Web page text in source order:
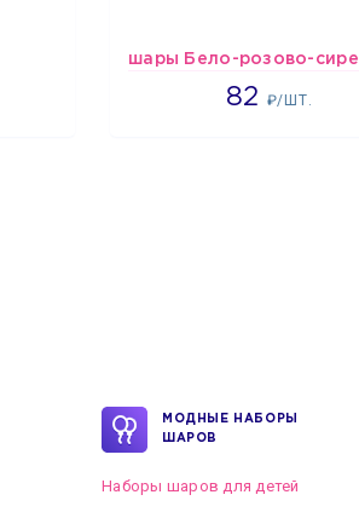
82 ₽/ШТ.
1637
МОДНЫЕ НАБОРЫ
ШАРОВ
Наборы шаров для детей